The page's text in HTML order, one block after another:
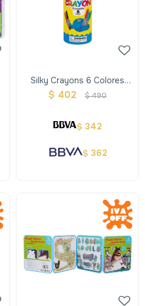
Silky Crayons 6 Colores
New Packaging
$ 402 $490
$ 342
$ 362